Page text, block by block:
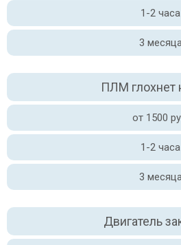
1-2 часа
3
ПЛМ глохнет
от 1500
1-2 часа
3
Двигатель